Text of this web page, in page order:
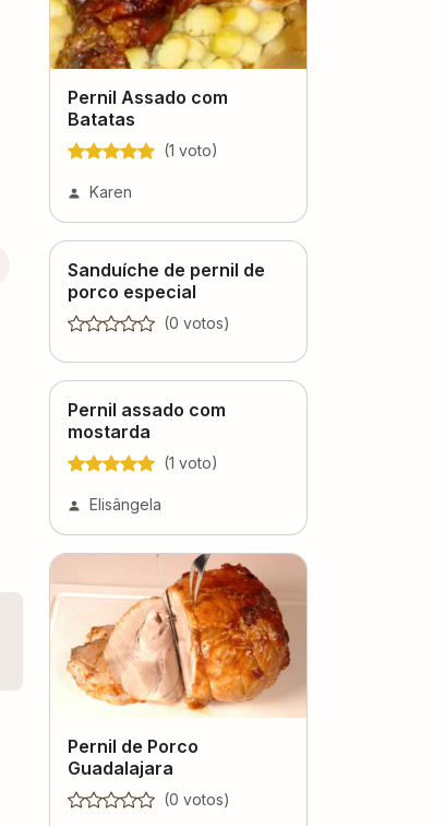
Pernil Assado com
Batatas
(1 voto)
Karen
Sanduíche de pernil de
porco especial
(0 votos)
Pernil assado com
mostarda
(1 voto)
Elisângela
Pernil de Porco
Guadalajara
(0 votos)